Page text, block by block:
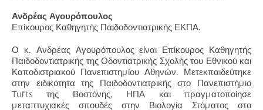
Ανδρέας Αγουρόπουλος
Επίκουρος Καθηγητής Παιδοδοντιατρικής ΕΚΠΑ.
Ο κ. Ανδρέας Αγουρόπουλος είναι Επίκουρος Καθηγητής
Παιδοδοντιατρικής της Οδοντιατρικής Σχολής του Εθνικού και
Καποδιστριακού Πανεπιστημίου Αθηνών. Μετεκπαιδεύτηκε
στην ειδικότητα της Παιδοδοντιατρικής στο Πανεπιστήμιο
Tufts της Βοστόνης, ΗΠΑ και πραγματοποίησε
μεταπτυχιακές σπουδές στην Βιολογία Στόματος στο